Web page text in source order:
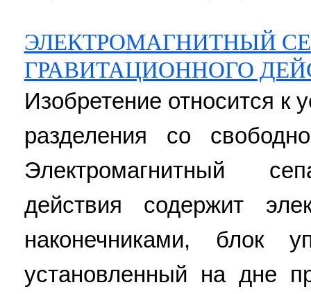
ЭЛЕКТРОМАГНИТНЫЙ
ГРАВИТАЦИОННОГО
Изобретение относится к
разделения со
Электромагнитный
действия содержит
наконечниками, блок
установленный на дне